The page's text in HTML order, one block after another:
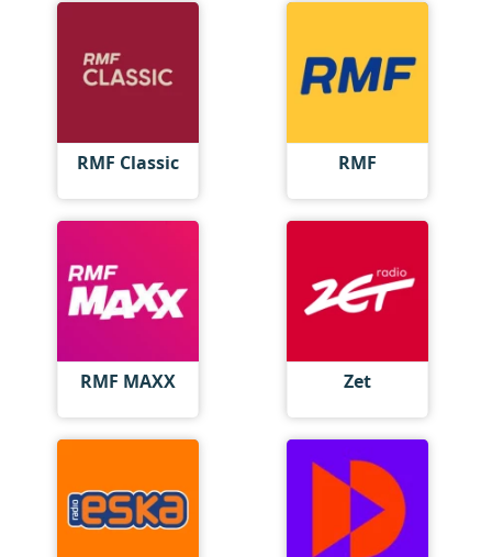
RMF Classic RMF
RMF MAXX Zet